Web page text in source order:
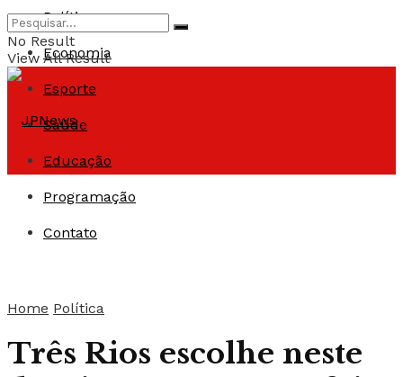
Política
Economia
Esporte
Saúde
Educação
Programação
Contato
No Result
View All Result
Home Política
Três Rios escolhe neste